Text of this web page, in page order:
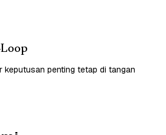
keputusan penting tetap di tangan